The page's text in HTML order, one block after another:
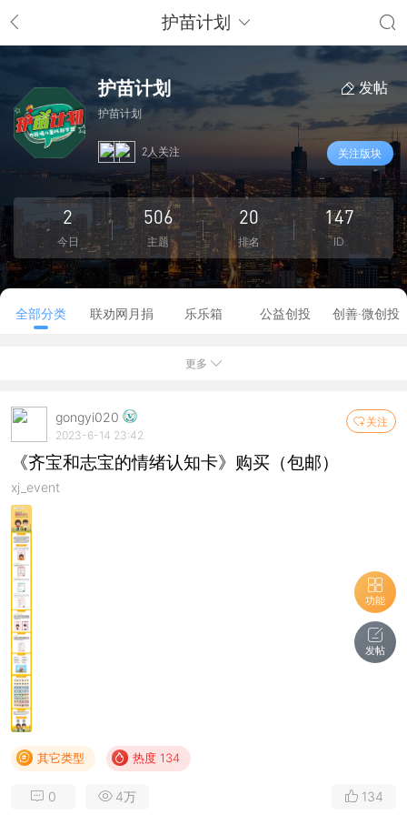
护苗计划
护苗计划
护苗计划
发帖
2人关注 关注版块
2
今日
506
主题
20
排名
147
ID
全部分类 联劝网月捐 乐乐箱 公益创投 创善·微创投
更多
关注
gongyi020
2023-6-14 23:42
《齐宝和志宝的情绪认知卡》购买（包邮）
xj_event
其它类型 热度 134
0 4万 134
功能
发帖